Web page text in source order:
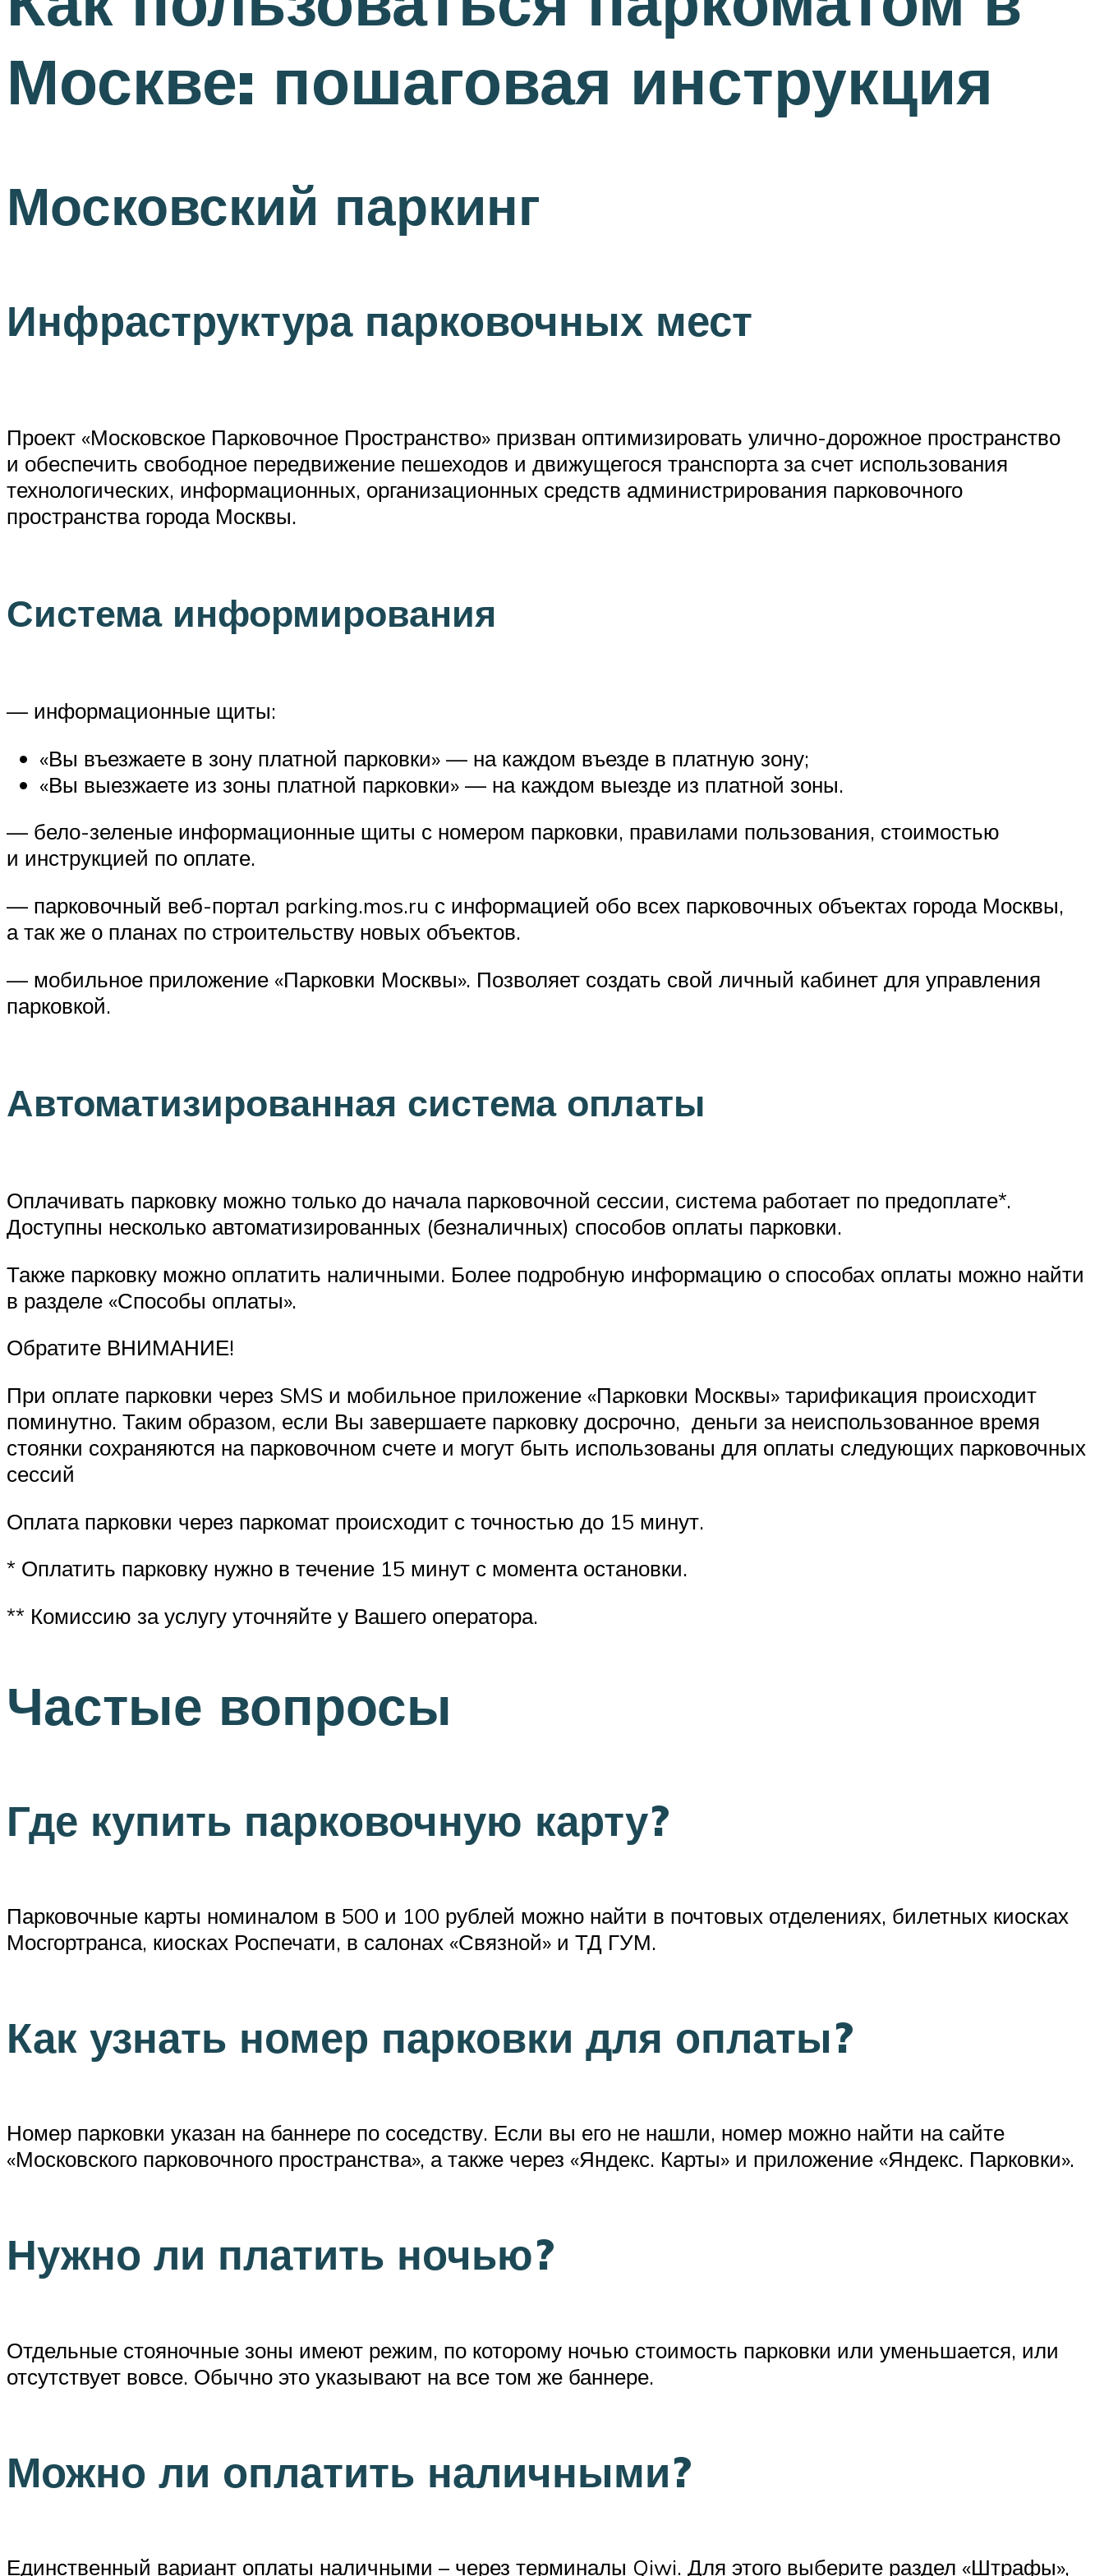
Москве: пошаговая инструкция
Московский паркинг
Инфраструктура парковочных мест
Проект «Московское Парковочное Пространство» призван оптимизировать улично-дорожное пространство
и обеспечить свободное передвижение пешеходов и движущегося транспорта за счет использования
технологических, информационных, организационных средств администрирования парковочного
пространства города Москвы.
Система информирования
— информационные щиты:
«Вы въезжаете в зону платной парковки» — на каждом въезде в платную зону;
«Вы выезжаете из зоны платной парковки» — на каждом выезде из платной зоны.
— бело-зеленые информационные щиты с номером парковки, правилами пользования, стоимостью
и инструкцией по оплате.
— парковочный веб-портал parking.mos.ru с информацией обо всех парковочных объектах города Москвы,
а так же о планах по строительству новых объектов.
— мобильное приложение «Парковки Москвы». Позволяет создать свой личный кабинет для управления
парковкой.
Автоматизированная система оплаты
Оплачивать парковку можно только до начала парковочной сессии, система работает по предоплате*.
Доступны несколько автоматизированных (безналичных) способов оплаты парковки.
Также парковку можно оплатить наличными. Более подробную информацию о способах оплаты можно найти
в разделе «Способы оплаты».
Обратите ВНИМАНИЕ!
При оплате парковки через SMS и мобильное приложение «Парковки Москвы» тарификация происходит
поминутно. Таким образом, если Вы завершаете парковку досрочно, деньги за неиспользованное время
стоянки сохраняются на парковочном счете и могут быть использованы для оплаты следующих парковочных
сессий
Оплата парковки через паркомат происходит с точностью до 15 минут.
* Оплатить парковку нужно в течение 15 минут с момента остановки.
** Комиссию за услугу уточняйте у Вашего оператора.
Частые вопросы
Где купить парковочную карту?
Парковочные карты номиналом в 500 и 100 рублей можно найти в почтовых отделениях, билетных киосках
Мосгортранса, киосках Роспечати, в салонах «Связной» и ТД ГУМ.
Как узнать номер парковки для оплаты?
Номер парковки указан на баннере по соседству. Если вы его не нашли, номер можно найти на сайте
«Московского парковочного пространства», а также через «Яндекс. Карты» и приложение «Яндекс. Парковки».
Нужно ли платить ночью?
Отдельные стояночные зоны имеют режим, по которому ночью стоимость парковки или уменьшается, или
отсутствует вовсе. Обычно это указывают на все том же баннере.
Можно ли оплатить наличными?
Единственный вариант оплаты наличными – через терминалы Qiwi. Для этого выберите раздел «Штрафы»,